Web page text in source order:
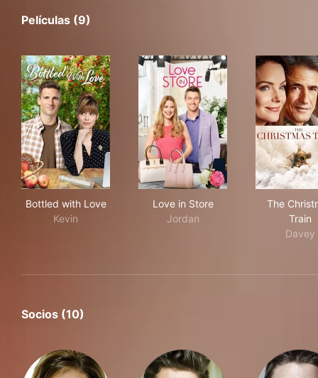
Películas (9)
Bottled with Love
Kevin
Love in Store
Jordan
The
Train
Davey
Socios (10)